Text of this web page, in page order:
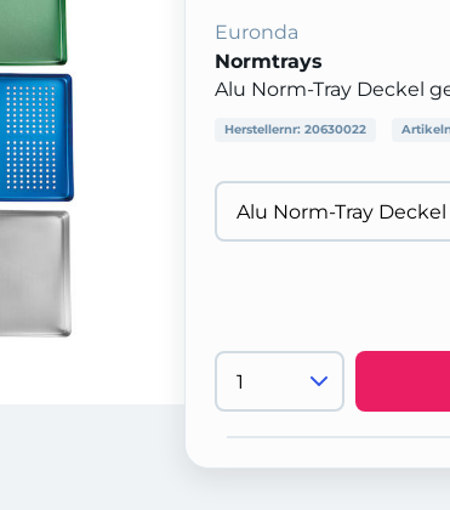
Euronda
Normtrays
Alu Norm-Tray Deckel
Herstellernr: 20630022